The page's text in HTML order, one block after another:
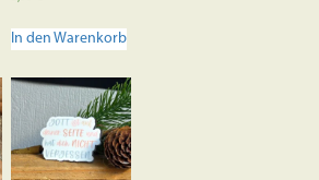
In den Warenkorb